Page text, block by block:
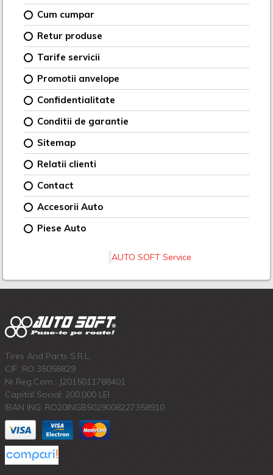
Cum cumpar
Retur produse
Tarife servicii
Promotii anvelope
Confidentialitate
Conditii de garantie
Sitemap
Relatii clienti
Contact
Accesorii Auto
Piese Auto
AUTO SOFT Service
Tires And Parts S.R.L.
CIF: RO 35056829
Nr.Reg.Com.: J2015011788401
Capital Social: 200.000 LEI
IBAN ING: RO20INGB5029008227358910